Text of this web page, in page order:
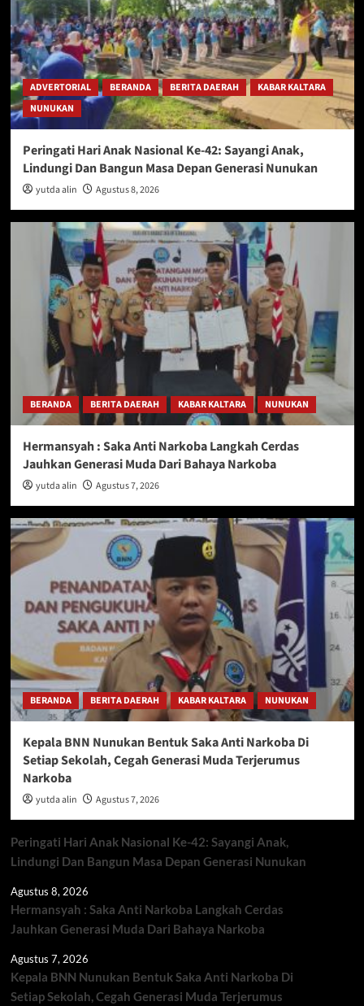
ADVERTORIAL BERANDA BERITA DAERAH
KABAR KALTARA
NUNUKAN
Peringati Hari Anak Nasional Ke-42: Sayangi Anak,
Lindungi Dan Bangun Masa Depan Generasi Nunukan
yutda alin Agustus 8, 2026
BERANDA BERITA DAERAH KABAR KALTARA NUNUKAN
Hermansyah : Saka Anti Narkoba Langkah Cerdas
Jauhkan Generasi Muda Dari Bahaya Narkoba
yutda alin Agustus 7, 2026
BERANDA BERITA DAERAH KABAR KALTARA NUNUKAN
Kepala BNN Nunukan Bentuk Saka Anti Narkoba Di
Setiap Sekolah, Cegah Generasi Muda Terjerumus
Narkoba
yutda alin Agustus 7, 2026
Peringati Hari Anak Nasional Ke-42: Sayangi Anak,
Lindungi Dan Bangun Masa Depan Generasi Nunukan
Agustus 8, 2026
Hermansyah : Saka Anti Narkoba Langkah Cerdas
Jauhkan Generasi Muda Dari Bahaya Narkoba
Agustus 7, 2026
Kepala BNN Nunukan Bentuk Saka Anti Narkoba Di
Setiap Sekolah, Cegah Generasi Muda Terjerumus